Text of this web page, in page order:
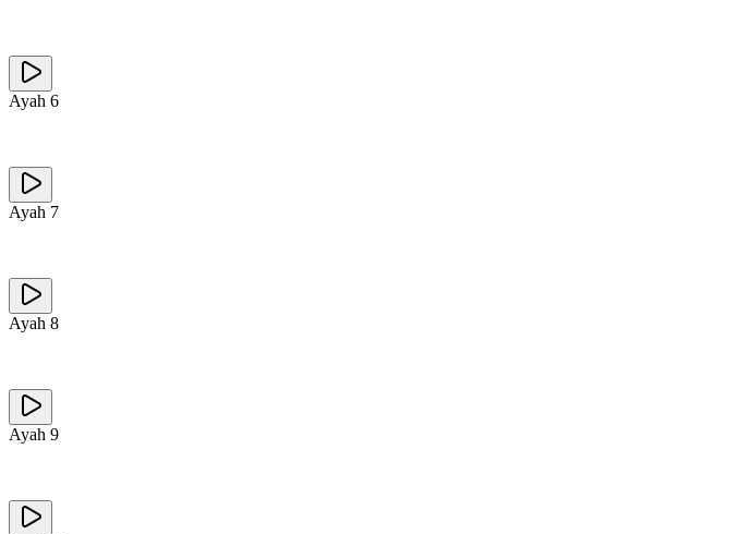
Ayah 6
Ayah 7
Ayah 8
Ayah 9